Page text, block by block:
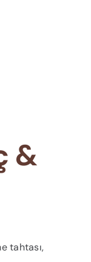
&
tahtası,